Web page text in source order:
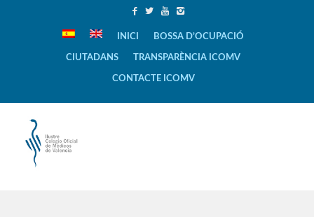
INICI BOSSA D’OCUPACIÓ
CIUTADANS TRANSPARÈNCIA ICOMV
CONTACTE ICOMV